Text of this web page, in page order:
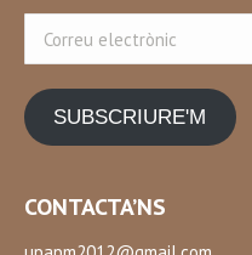
electrònic
SUBSCRIURE'M
CONTACTA’NS